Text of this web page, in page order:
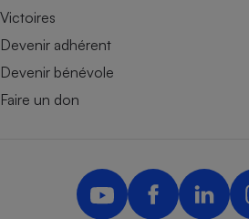
Victoires
Devenir adhérent
Devenir bénévole
Faire un don